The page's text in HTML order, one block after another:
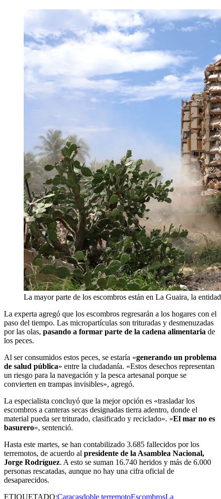
La mayor parte de los escombros están en La Guaira, la
La experta agregó que los escombros regresarán a los hogares con el
paso del tiempo. Las micropartículas son trituradas y desmenuzadas
por las olas, pasando a formar parte de la cadena alimentaria de
los peces.
Al ser consumidos estos peces, se estaría «generando un problema
de salud pública» entre la ciudadanía. «Estos desechos representan
un riesgo para la navegación y la pesca artesanal porque se
convierten en trampas invisibles», agregó.
La especialista concluyó que la mejor opción es «trasladar los
escombros a canteras secas designadas tierra adentro, donde el
material pueda ser triturado, clasificado y reciclado». «El mar no es
basurero», sentenció.
Hasta este martes, se han contabilizado 3.685 fallecidos por los
terremotos, de acuerdo al presidente de la Asamblea Nacional,
Jorge Rodríguez. A esto se suman 16.740 heridos y más de 6.000
personas rescatadas, aunque no hay una cifra oficial de
desaparecidos.
ETIQUETADO:Caracasdoble terremotoEscombrosLa